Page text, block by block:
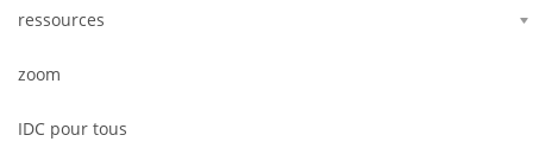
ressources
zoom
IDC pour tous